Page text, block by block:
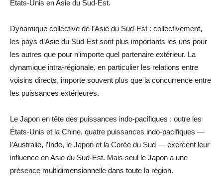
États-Unis en Asie du Sud-Est.
Dynamique collective de l’Asie du Sud-Est : collectivement,
les pays d’Asie du Sud-Est sont plus importants les uns pour
les autres que pour n’importe quel partenaire extérieur. La
dynamique intra-régionale, en particulier les relations entre
voisins directs, importe souvent plus que la concurrence entre
les puissances extérieures.
Le Japon en tête des puissances indo-pacifiques : outre les
États-Unis et la Chine, quatre puissances indo-pacifiques —
l’Australie, l’Inde, le Japon et la Corée du Sud — exercent leur
influence en Asie du Sud-Est. Mais seul le Japon a une
présence multidimensionnelle dans toute la région.